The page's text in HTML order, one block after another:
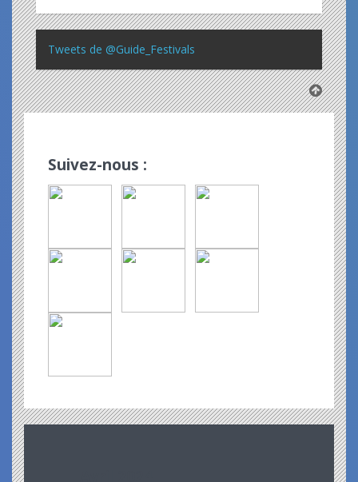
Tweets de @Guide_Festivals
Suivez-nous :